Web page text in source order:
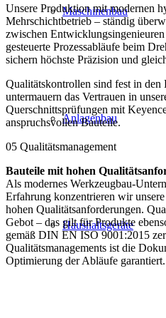
Maschinenbau
Anlagenbau
Haushaltsgeräte
Unsere Produktion mit modernen
Mehrschichtbetrieb – ständig
zwischen
gesteuerte Prozessabläufe beim
sichern höchste Präzision und
Qualitätskontrollen sind fest in
untermauern das Vertrauen in
Querschnittsprüfungen mit
anspruchsvollen Bauteile.
05 Qualitätsmanagement
Bauteile mit hohen
Als modernes Werkzeugbau-
Erfahrung konzentrieren wir
hohen Qualitätsanforderungen.
Gebot – das gilt für Produkte
gemäß DIN EN ISO 9001:2015
Qualitätsmanagements ist die
Optimierung der Abläufe garantiert.